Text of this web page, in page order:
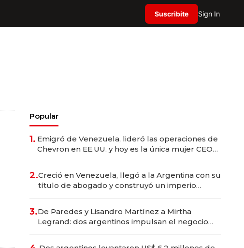
Suscribite Sign In
Popular
1. Emigró de Venezuela, lideró las operaciones de
Chevron en EE.UU. y hoy es la única mujer CEO
2.Creció en Venezuela, llegó a la Argentina con su
título de abogado y construyó un imperio
3.De Paredes y Lisandro Martínez a Mirtha
Legrand: dos argentinos impulsan el negocio